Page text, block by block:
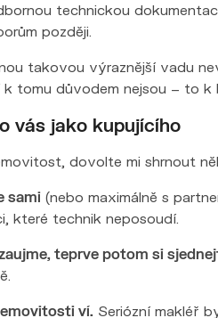
technickou
později.
takovou výraznější vadu
tomu důvodem nejsou – to
vás jako kupujícího
dovolte mi shrnout
sami (nebo maximálně s
které technik neposoudí.
teprve potom si
ví. Seriózní makléř